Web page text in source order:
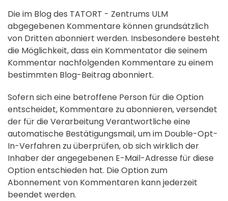
Die im Blog des TATORT - Zentrums ULM
abgegebenen Kommentare können grundsätzlich
von Dritten abonniert werden. Insbesondere besteht
die Möglichkeit, dass ein Kommentator die seinem
Kommentar nachfolgenden Kommentare zu einem
bestimmten Blog-Beitrag abonniert.
Sofern sich eine betroffene Person für die Option
entscheidet, Kommentare zu abonnieren, versendet
der für die Verarbeitung Verantwortliche eine
automatische Bestätigungsmail, um im Double-Opt-
In-Verfahren zu überprüfen, ob sich wirklich der
Inhaber der angegebenen E-Mail-Adresse für diese
Option entschieden hat. Die Option zum
Abonnement von Kommentaren kann jederzeit
beendet werden.